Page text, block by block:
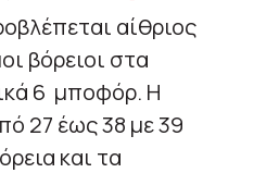
αίθριος
βόρειοι στα
6 μποφόρ. Η
27 έως 38 με 39
και τα